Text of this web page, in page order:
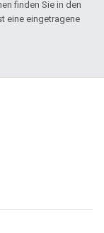
finden Sie in den
eine eingetragene